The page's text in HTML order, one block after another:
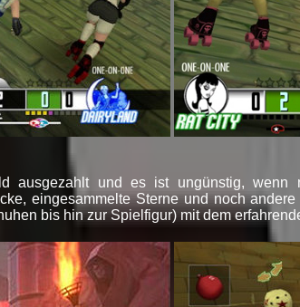
ausgezahlt und es ist ungünstig,
eingesammelte Sterne und noch
bis hin zur Spielfigur) mit dem